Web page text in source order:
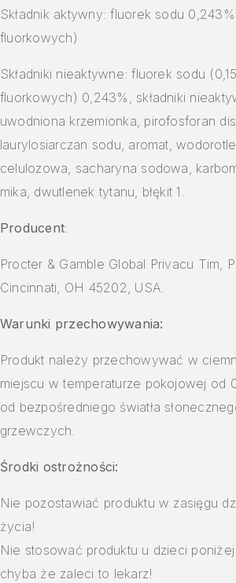
Składnik aktywny: fluorek sodu
fluorkowych)
Składniki nieaktywne: fluorek sodu
fluorkowych) 0,243%, składniki
uwodniona krzemionka, pirofosforan
laurylosiarczan sodu, aromat,
celulozowa, sacharyna sodowa,
mika, dwutlenek tytanu, błękit 1.
Producent:
Procter & Gamble Global Privacu Tim,
Cincinnati, OH 45202, USA.
Warunki przechowywania:
Produkt należy przechowywać w
miejscu w temperaturze pokojowej od
od bezpośredniego światła
grzewczych.
Środki ostrożności:
Nie pozostawiać produktu w zasięgu
życia!
Nie stosować produktu u dzieci
chyba że zaleci to lekarz!